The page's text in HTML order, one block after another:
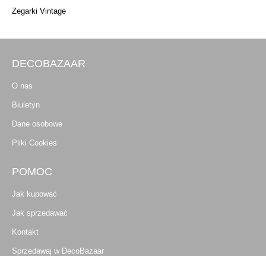
Zegarki Vintage
DECOBAZAAR
O nas
Biuletyn
Dane osobowe
Pliki Cookies
POMOC
Jak kupować
Jak sprzedawać
Kontakt
Sprzedawaj w DecoBazaar